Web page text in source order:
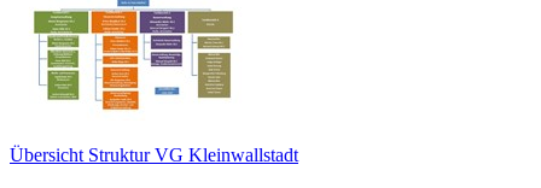
Übersicht Struktur VG Kleinwallstadt